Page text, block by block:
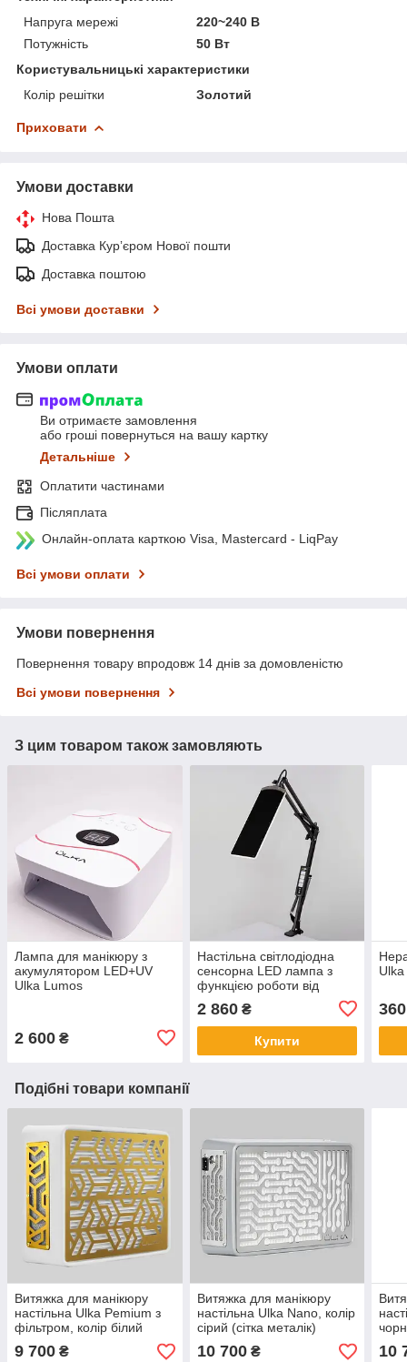
Напруга мережі
220~240 В
Потужність
50 Вт
Користувальницькі характеристики
Колір решітки
Золотий
Приховати
Умови доставки
Нова Пошта
Доставка Курʼєром Нової пошти
Доставка поштою
Всі умови доставки
Умови оплати
Ви отримаєте замовлення
або гроші повернуться на вашу картку
Детальніше
Оплатити частинами
Післяплата
Онлайн-оплата карткою Visa, Mastercard - LiqPay
Всі умови оплати
Умови повернення
Повернення товару впродовж 14 днів за домовленістю
Всі умови повернення
З цим товаром також замовляють
Лампа для манікюру з
акумулятором LED+UV
Ulka Lumos
2 600 ₴
Настільна світлодіодна
сенсорна LED лампа з
функцією роботи від
регулюванням світла X-
LED-20 SB
2 860₴
Купити
Ulka
360
Подібні товари компанії
Витяжка для манікюру
настільна Ulka Pemium з
фільтром, колір білий
(сітка золота)
9 700 ₴
Витяжка для манікюру
настільна Ulka Nano, колір
сірий (сітка металік)
10 700₴ 10